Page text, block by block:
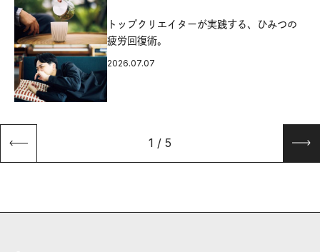
トップクリエイターが実践する、ひみつの
疲労回復術。
2026.07.07
1 / 5